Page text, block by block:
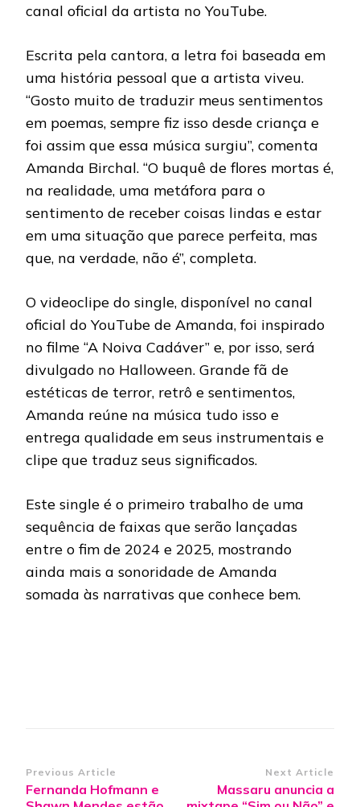
canal oficial da artista no YouTube.
Escrita pela cantora, a letra foi baseada em
uma história pessoal que a artista viveu.
“Gosto muito de traduzir meus sentimentos
em poemas, sempre fiz isso desde criança e
foi assim que essa música surgiu”, comenta
Amanda Birchal. “O buquê de flores mortas é,
na realidade, uma metáfora para o
sentimento de receber coisas lindas e estar
em uma situação que parece perfeita, mas
que, na verdade, não é”, completa.
O videoclipe do single, disponível no canal
oficial do YouTube de Amanda, foi inspirado
no filme “A Noiva Cadáver” e, por isso, será
divulgado no Halloween. Grande fã de
estéticas de terror, retrô e sentimentos,
Amanda reúne na música tudo isso e
entrega qualidade em seus instrumentais e
clipe que traduz seus significados.
Este single é o primeiro trabalho de uma
sequência de faixas que serão lançadas
entre o fim de 2024 e 2025, mostrando
ainda mais a sonoridade de Amanda
somada às narrativas que conhece bem.
Post
Navigation
Previous Article
Fernanda Hofmann e
Next Article
Massaru anuncia a